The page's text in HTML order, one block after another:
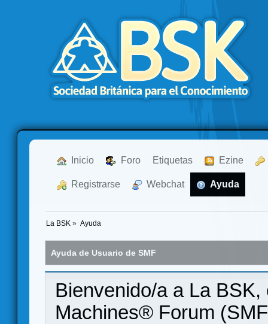
Inicio Foro Etiquetas Ezine
Registrarse Webchat Ayuda
La BSK » Ayuda
Ayuda de Usuario de SMF
Bienvenido/a a La
Machines® Forum